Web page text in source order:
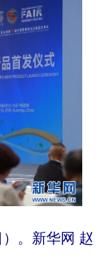
云南故事
。新华网 赵